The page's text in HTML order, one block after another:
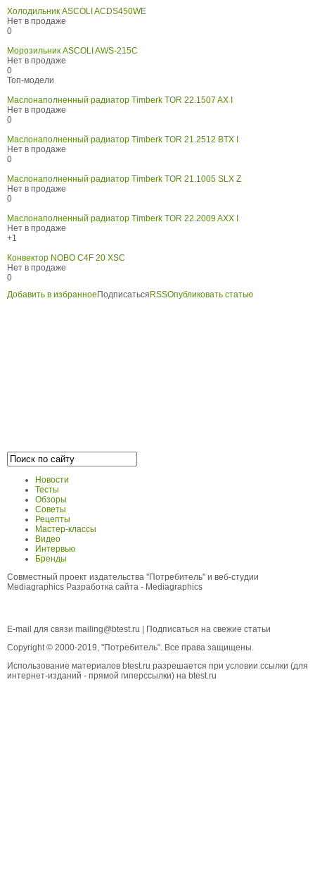
Холодильник ASCOLI ACDS450WE
Нет в продаже
0
Морозильник ASCOLI AWS-215C
Нет в продаже
0
Топ-модели
Маслонаполненный радиатор Timberk TOR 22.1507 AX I
Нет в продаже
0
Маслонаполненный радиатор Timberk TOR 21.2512 BTX I
Нет в продаже
0
Маслонаполненный радиатор Timberk TOR 21.1005 SLX Z
Нет в продаже
0
Маслонаполненный радиатор Timberk TOR 22.2009 AXX I
Нет в продаже
+1
Конвектор NOBO C4F 20 XSC
Нет в продаже
0
Добавить в избранноеПодписатьсяRSSОпубликовать статью
Новости
Тесты
Обзоры
Советы
Рецепты
Мастер-классы
Видео
Интервью
Бренды
Совместный проект издательства "Потребитель" и веб-студии
Mediagraphics Разработка сайта - Mediagraphics
E-mail для связи mailing@btest.ru | Подписаться на свежие статьи
Copyright © 2000-2019, "Потребитель". Все права защищены.
Использование материалов btest.ru разрешается при условии ссылки (для
интернет-изданий - прямой гиперссылки) на btest.ru